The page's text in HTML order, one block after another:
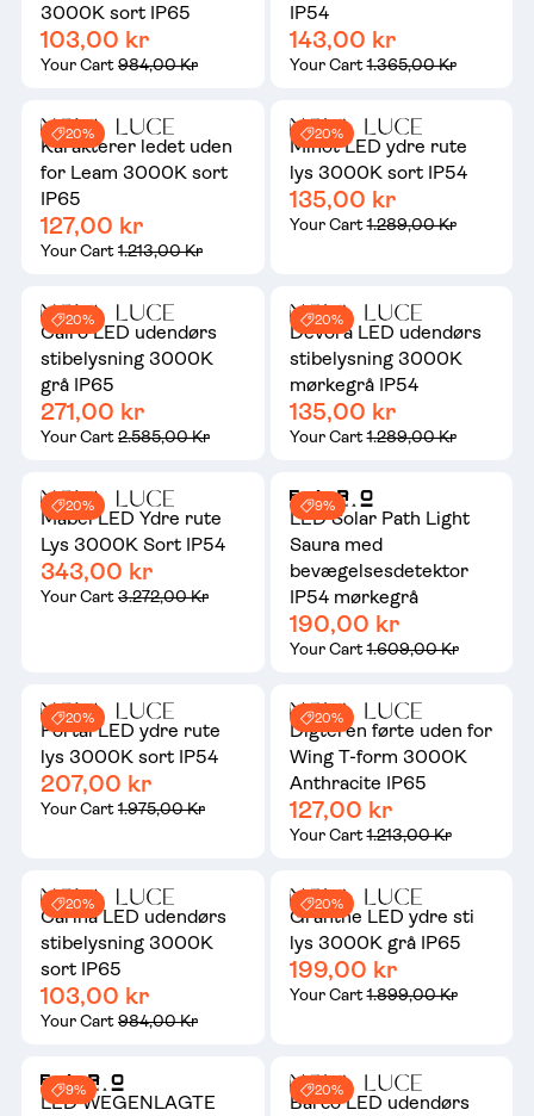
3000K sort IP65
103,00 kr
Your Cart984,00 Kr
IP54
143,00 kr
Your Cart1.365,00 Kr
20%
Karakterer ledet uden
for Leam 3000K sort
IP65
127,00 kr
Your Cart1.213,00 Kr
20%
Minot LED ydre rute
lys 3000K sort IP54
135,00 kr
Your Cart1.289,00 Kr
20%
Cairo LED udendørs
stibelysning 3000K
grå IP65
271,00 kr
Your Cart2.585,00 Kr
20%
Devora LED udendørs
stibelysning 3000K
mørkegrå IP54
135,00 kr
Your Cart1.289,00 Kr
20%
Mabel LED Ydre rute
Lys 3000K Sort IP54
343,00 kr
Your Cart3.272,00 Kr
9%
LED Solar Path Light
Saura med
bevægelsesdetektor
IP54 mørkegrå
190,00 kr
Your Cart1.609,00 Kr
20%
Portal LED ydre rute
lys 3000K sort IP54
207,00 kr
Your Cart1.975,00 Kr
20%
Digteren førte uden for
Wing T-form 3000K
Anthracite IP65
127,00 kr
Your Cart1.213,00 Kr
20%
Carina LED udendørs
stibelysning 3000K
sort IP65
103,00 kr
Your Cart984,00 Kr
20%
Grantne LED ydre sti
lys 3000K grå IP65
199,00 kr
Your Cart1.899,00 Kr
9%
LED WEGENLAGTE
20%
Barco LED udendørs